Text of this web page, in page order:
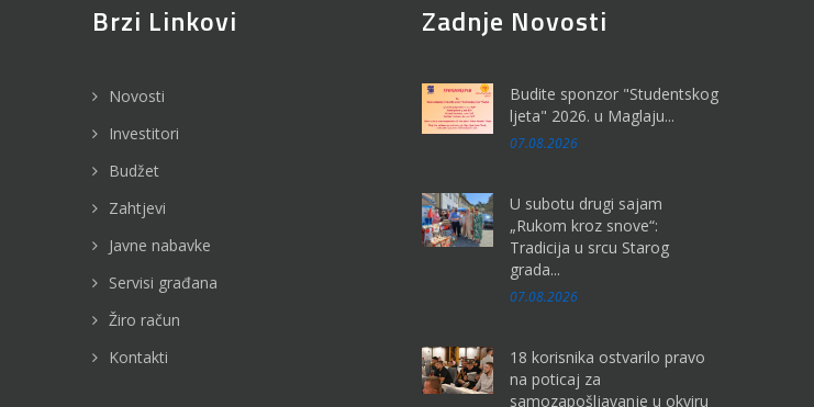
Brzi Linkovi
Novosti
Investitori
Budžet
Zahtjevi
Javne nabavke
Servisi građana
Žiro račun
Kontakti
Zadnje Novosti
Budite sponzor "Studentskog
ljeta" 2026. u Maglaju...
07.08.2026
U subotu drugi sajam
„Rukom kroz snove“:
Tradicija u srcu Starog
grada...
07.08.2026
18 korisnika ostvarilo pravo
na poticaj za
samozapošljavanje u okviru